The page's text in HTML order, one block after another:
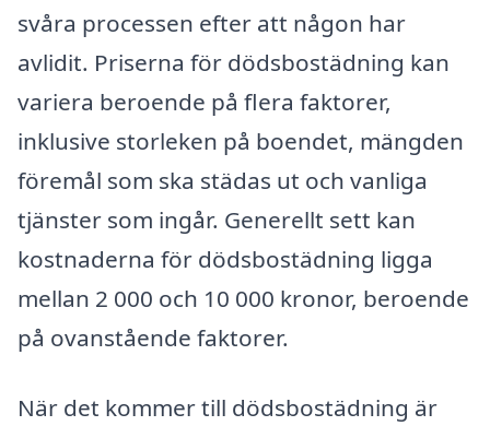
svåra processen efter att någon har
avlidit. Priserna för dödsbostädning kan
variera beroende på flera faktorer,
inklusive storleken på boendet, mängden
föremål som ska städas ut och vanliga
tjänster som ingår. Generellt sett kan
kostnaderna för dödsbostädning ligga
mellan 2 000 och 10 000 kronor, beroende
på ovanstående faktorer.
När det kommer till dödsbostädning är